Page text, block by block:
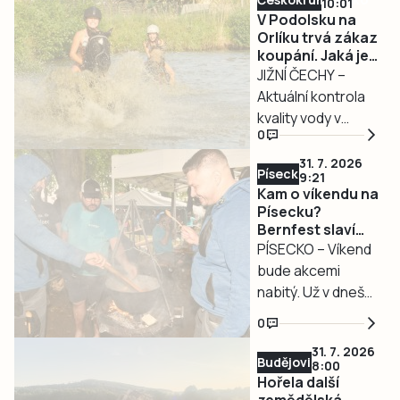
upozorňují na
nevhodné chování
a narušování
veřejného
pořádku. Nový
systém bude
kamerových bodů
v prostoru
náměstí a
přilehlého parku.
V Podolsku na
Orlíku trvá zákaz
koupání. Jaká je
kvalita vody
jinde?
JIŽNÍ ČECHY –
Aktuální kontrola
kvality vody v
jihočeských
rekreačních
nádržích v závěru
července
potvrdila
přetrvávající
problémy v
některých
lokalitách. Zatímco
na většině míst
zůstává voda
0
Písecko
31. 7. 2026
9:21
Kam o víkendu na
Písecku?
Bernfest slaví
plnoletost.
Strašení
v Nerestcích
čtvrtstoletí
PÍSECKO – Víkend
bude akcemi
nabitý. Už v dnešní
páteční podvečer
v 18 hodin
odstartuje
bernartický
0
Budějovicko
31. 7. 2026
8:00
Hořela další